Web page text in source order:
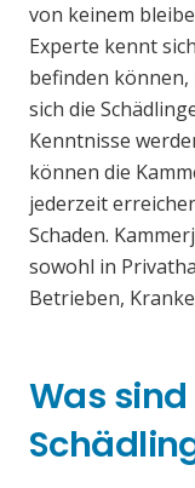
von keinem
Experte kennt
befinden können,
sich die
Kenntnisse
können die
jederzeit
Schaden.
sowohl in
Betrieben,
Was